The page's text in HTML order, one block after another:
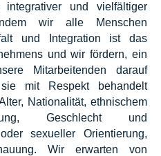
und vielfältiger
wir alle Menschen
und Integration ist das
und wir fördern, ein
Mitarbeitenden darauf
mit Respekt behandelt
Nationalität, ethnischem
Geschlecht und
sexueller Orientierung,
Wir erwarten von